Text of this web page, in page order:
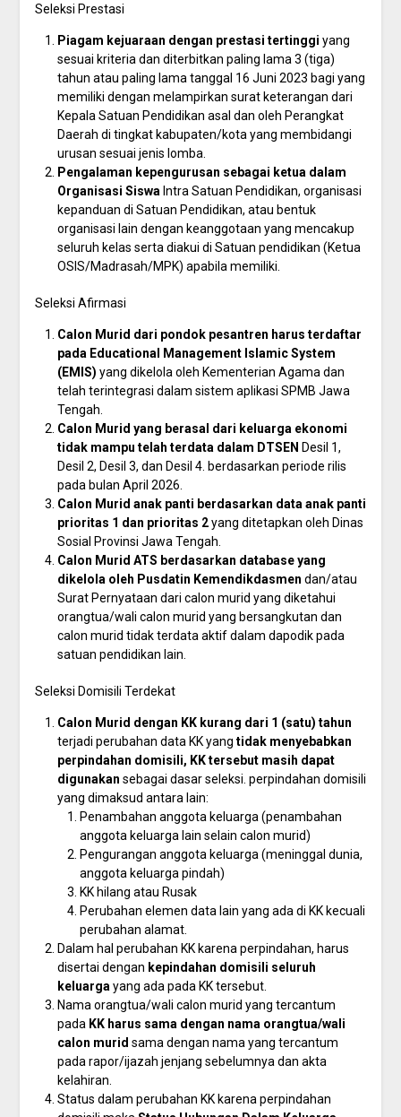
Seleksi Prestasi
Piagam kejuaraan dengan prestasi tertinggi yang
sesuai kriteria dan diterbitkan paling lama 3 (tiga)
tahun atau paling lama tanggal 16 Juni 2023 bagi yang
memiliki dengan melampirkan surat keterangan dari
Kepala Satuan Pendidikan asal dan oleh Perangkat
Daerah di tingkat kabupaten/kota yang membidangi
urusan sesuai jenis lomba.
Pengalaman kepengurusan sebagai ketua dalam
Organisasi Siswa Intra Satuan Pendidikan, organisasi
kepanduan di Satuan Pendidikan, atau bentuk
organisasi lain dengan keanggotaan yang mencakup
seluruh kelas serta diakui di Satuan pendidikan (Ketua
OSIS/Madrasah/MPK) apabila memiliki.
Seleksi Afirmasi
Calon Murid dari pondok pesantren harus terdaftar
pada Educational Management Islamic System
(EMIS) yang dikelola oleh Kementerian Agama dan
telah terintegrasi dalam sistem aplikasi SPMB Jawa
Tengah.
Calon Murid yang berasal dari keluarga ekonomi
tidak mampu telah terdata dalam DTSEN Desil 1,
Desil 2, Desil 3, dan Desil 4. berdasarkan periode rilis
pada bulan April 2026.
Calon Murid anak panti berdasarkan data anak panti
prioritas 1 dan prioritas 2yang ditetapkan oleh Dinas
Sosial Provinsi Jawa Tengah.
Calon Murid ATS berdasarkan database yang
dikelola oleh Pusdatin Kemendikdasmen dan/atau
Surat Pernyataan dari calon murid yang diketahui
orangtua/wali calon murid yang bersangkutan dan
calon murid tidak terdata aktif dalam dapodik pada
satuan pendidikan lain.
Seleksi Domisili Terdekat
Calon Murid dengan KK kurang dari 1 (satu) tahun
terjadi perubahan data KK yang tidak menyebabkan
perpindahan domisili, KK tersebut masih dapat
digunakan sebagai dasar seleksi. perpindahan domisili
yang dimaksud antara lain:
Penambahan anggota keluarga (penambahan
anggota keluarga lain selain calon murid)
Pengurangan anggota keluarga (meninggal dunia,
anggota keluarga pindah)
KK hilang atau Rusak
Perubahan elemen data lain yang ada di KK kecuali
perubahan alamat.
Dalam hal perubahan KK karena perpindahan, harus
disertai dengan kepindahan domisili seluruh
keluarga yang ada pada KK tersebut.
Nama orangtua/wali calon murid yang tercantum
pada KK harus sama dengan nama orangtua/wali
calon murid sama dengan nama yang tercantum
pada rapor/ijazah jenjang sebelumnya dan akta
kelahiran.
Status dalam perubahan KK karena perpindahan